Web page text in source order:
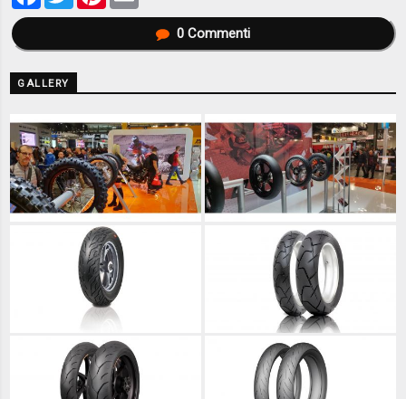
0Commenti
GALLERY